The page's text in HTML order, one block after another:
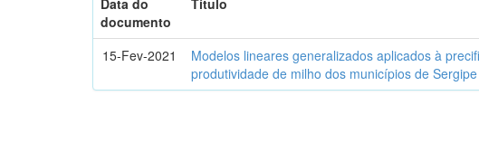
Data do
documento
Título
15-Fev-2021
Modelos lineares generalizados aplicados à
produtividade de milho dos municípios de Sergipe